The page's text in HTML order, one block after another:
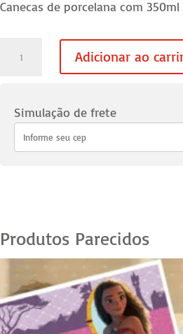
Canecas de porcelana com
quantidade
Adicionar ao
Simulação de frete
Produtos Parecidos